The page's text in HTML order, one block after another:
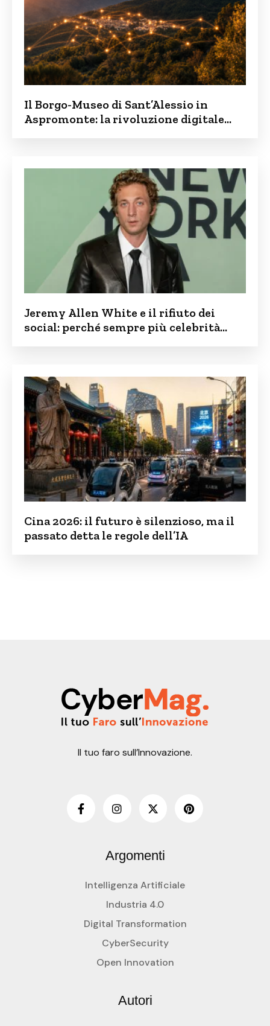
Il Borgo-Museo di Sant’Alessio in
Aspromonte: la rivoluzione digitale
Jeremy Allen White e il rifiuto dei
social: perché sempre più celebrità
Cina 2026: il futuro è silenzioso, ma il
passato detta le regole dell’IA
Il tuo faro sull’Innovazione.
Argomenti
Intelligenza Artificiale
Industria 4.0
Digital Transformation
CyberSecurity
Open Innovation
Autori